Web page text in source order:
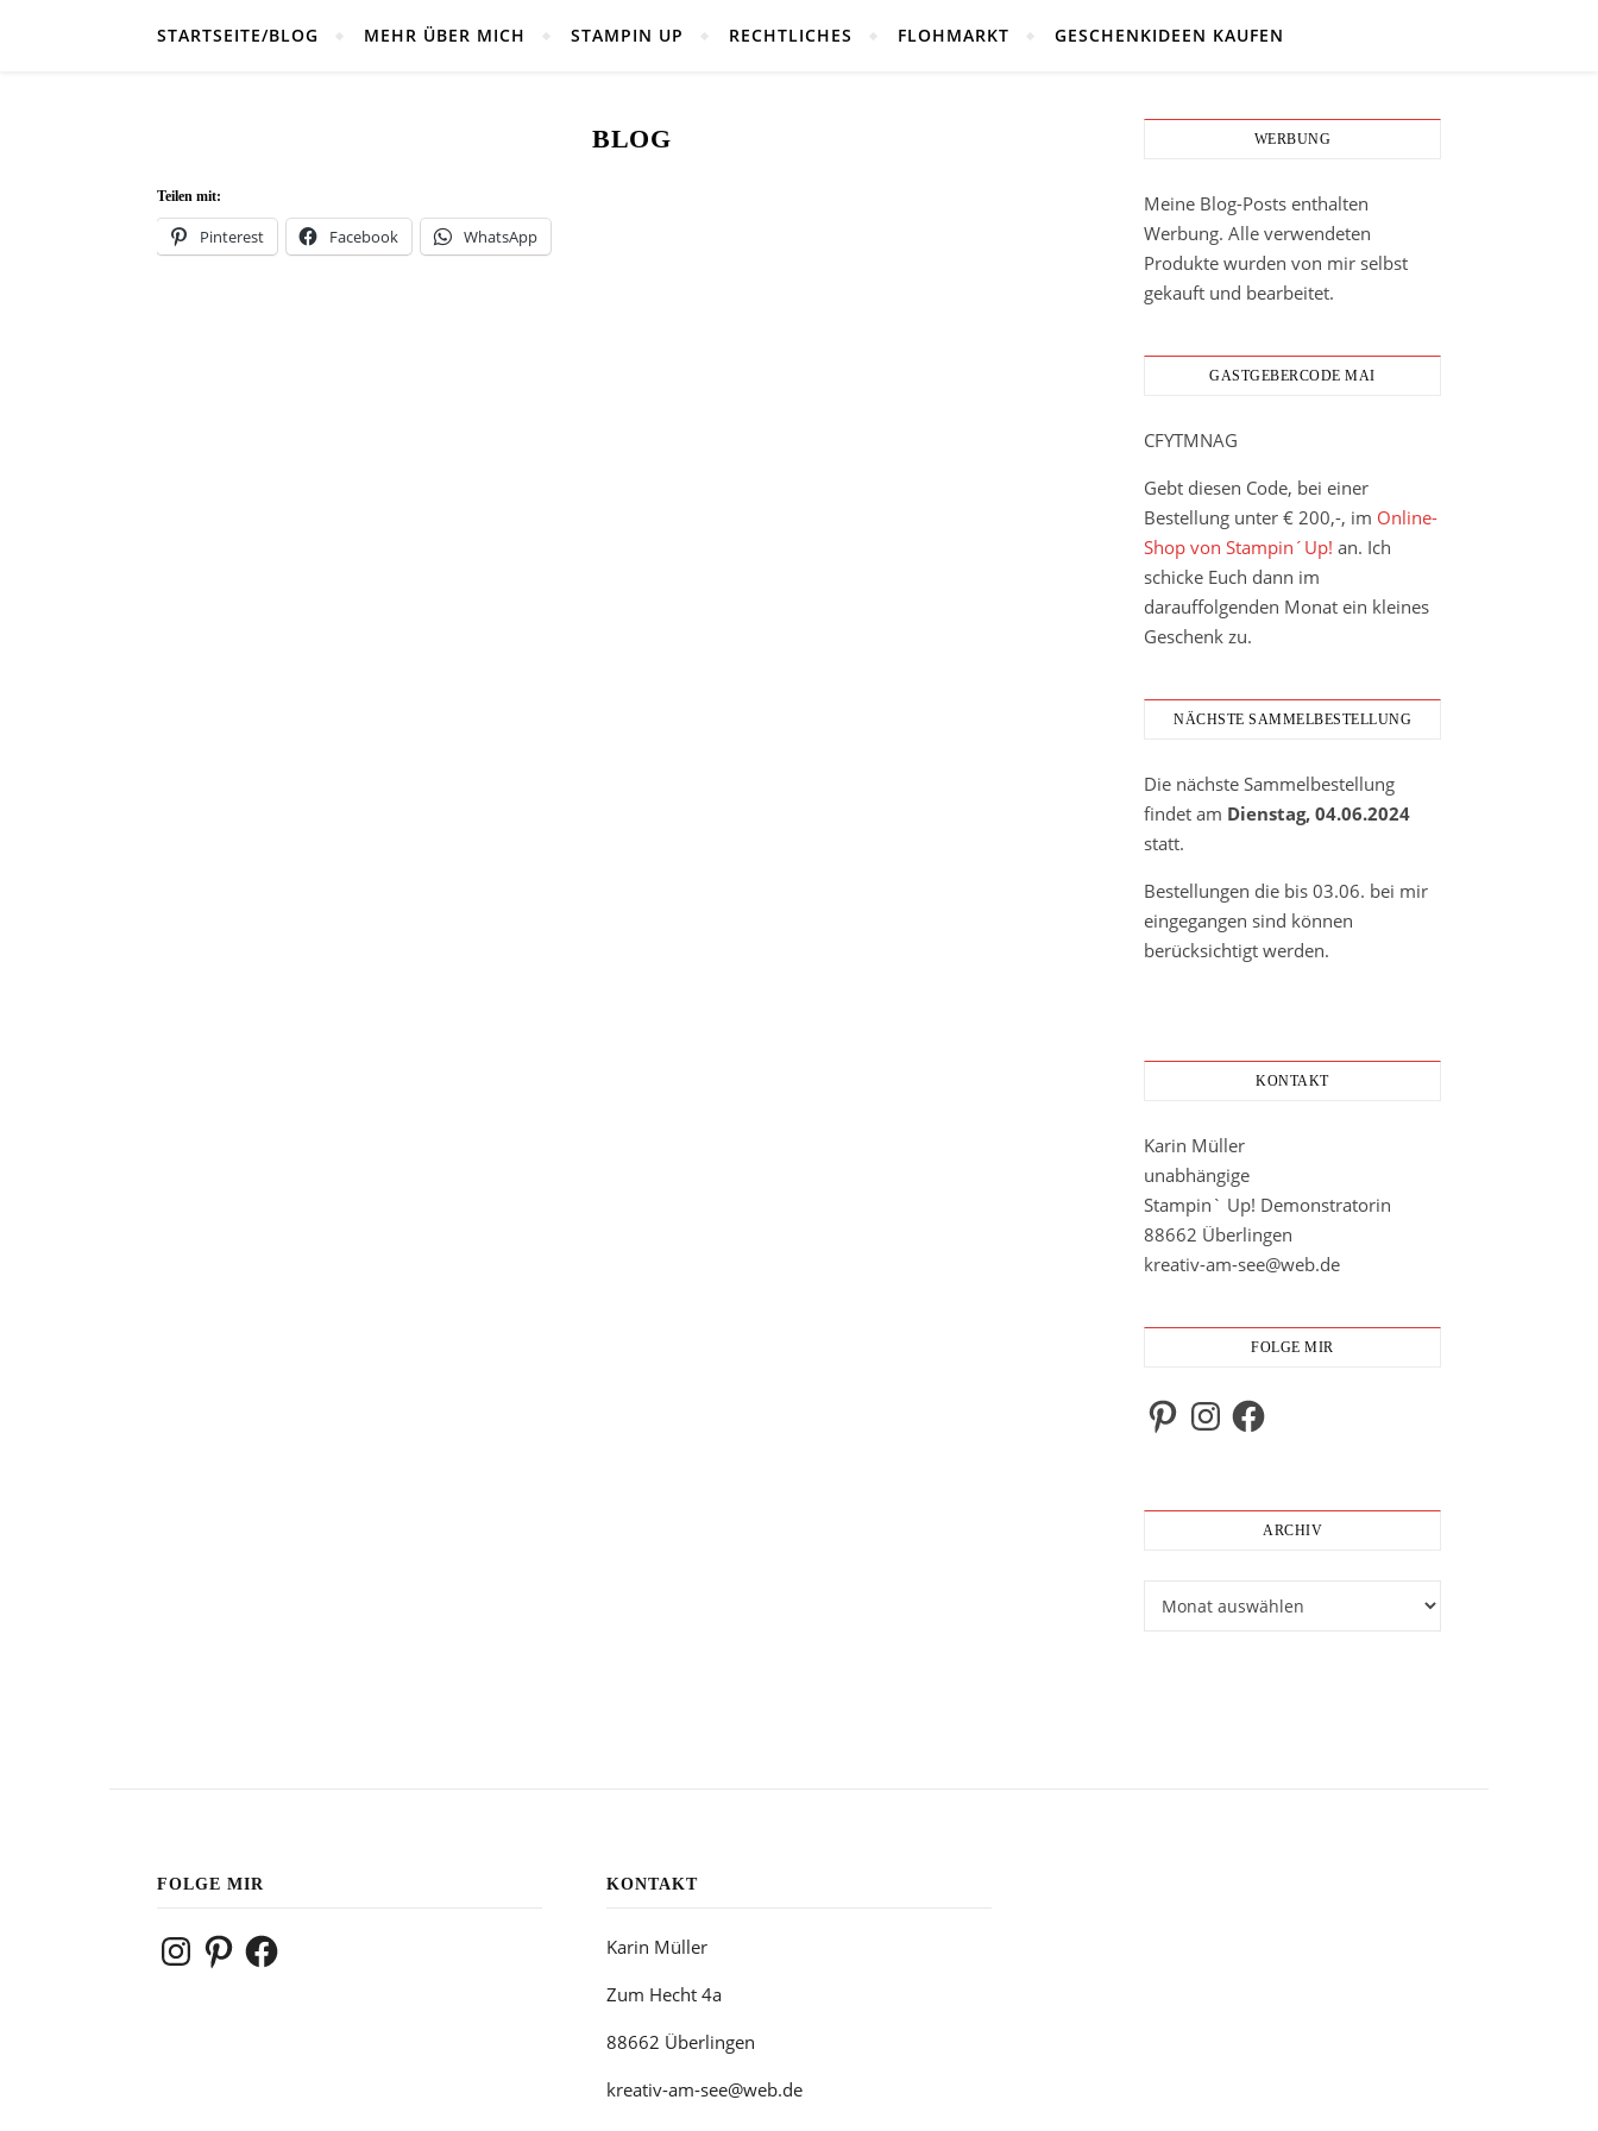
STARTSEITE/BLOG MEHR ÜBER MICH STAMPIN UP RECHTLICHES FLOHMARKT GESCHENKIDEEN KAUFEN
BLOG
Teilen mit:
Pinterest Facebook WhatsApp
WERBUNG
Meine Blog-Posts enthalten
Werbung. Alle verwendeten
Produkte wurden von mir selbst
gekauft und bearbeitet.
GASTGEBERCODE MAI
CFYTMNAG
Gebt diesen Code, bei einer
Bestellung unter € 200,-, im Online-
Shop von Stampin´Up! an. Ich
schicke Euch dann im
darauffolgenden Monat ein kleines
Geschenk zu.
NÄCHSTE SAMMELBESTELLUNG
Die nächste Sammelbestellung
findet am Dienstag, 04.06.2024
statt.
Bestellungen die bis 03.06. bei mir
eingegangen sind können
berücksichtigt werden.
KONTAKT
Karin Müller
unabhängige
Stampin` Up! Demonstratorin
88662 Überlingen
kreativ-am-see@web.de
FOLGE MIR
PinterestInstagramFacebook
ARCHIV
FOLGE MIR
InstagramPinterestFacebook
KONTAKT
Karin Müller
Zum Hecht 4a
88662 Überlingen
kreativ-am-see@web.de